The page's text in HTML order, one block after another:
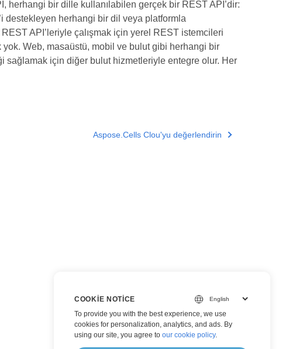
herhangi bir dille kullanılabilen gerçek bir REST API’dir:
destekleyen herhangi bir dil veya platformla
API’leriyle çalışmak için yerel REST istemcileri
Web, masaüstü, mobil ve bulut gibi herhangi bir
sağlamak için diğer bulut hizmetleriyle entegre olur. Her
Aspose.Cells Clou'yu değerlendirin
COOKIE NOTICE
To provide you with the best experience, we use
cookies for personalization, analytics, and ads. By
using our site, you agree to our cookie policy.